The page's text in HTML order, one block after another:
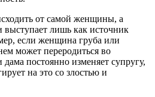
от самой женщины, а
лишь как источник
если женщина груба или
может переродиться во
постоянно изменяет супругу,
на это со злостью и